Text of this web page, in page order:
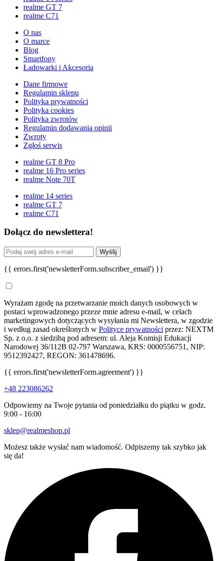
realme GT 7
realme C71
O nas
O marce
Blog
Smartfony
Ładowarki i Akcesoria
Dane firmowe
Regulamin sklepu
Polityka prywatności
Polityka cookies
Polityka zwrotów
Regulamin dodawania opinii
Zwroty
Zgłoś serwis
realme GT 8 Pro
realme 16 Pro series
realme Note 70T
realme 14 series
realme GT 7
realme C71
Dołącz do newslettera!
Wyślij
{{ errors.first('newsletterForm.subscriber_email') }}
Wyrażam zgodę na przetwarzanie moich danych osobowych w
postaci wprowadzonego przeze mnie adresu e-mail, w celach
marketingowych dotyczących wysyłania mi Newslettera, w zgodzie
i według zasad określonych w Polityce prywatności przez: NEXTM
Sp. z o.o. z siedzibą pod adresem: ul. Aleja Komisji Edukacji
Narodowej 36/112B 02-797 Warszawa, KRS: 0000556751, NIP:
9512392427, REGON: 361478696.
{{ errors.first('newsletterForm.agreement') }}
+48 223086262
Odpowiemy na Twoje pytania od poniedziałku do piątku w godz.
9:00 - 16:00
sklep@realmeshop.pl
Możesz także wysłać nam wiadomość. Odpiszemy tak szybko jak
się da!